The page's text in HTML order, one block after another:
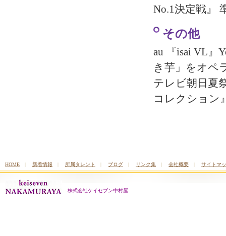
No.1決定戦』
その他
au 『isai VL』
き芋」をオペ
テレビ朝日夏
コレクション
HOME | 新着情報 | 所属タレント | ブログ | リンク集 | 会社概要 | サイトマ
株式会社ケイセブン中村屋